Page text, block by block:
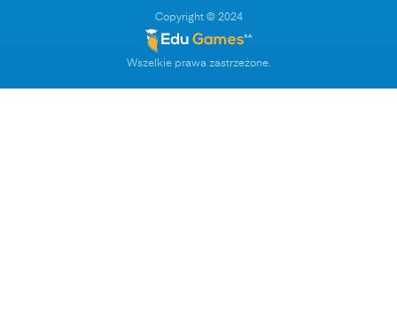
Copyright © 2024
Wszelkie prawa zastrzeżone.